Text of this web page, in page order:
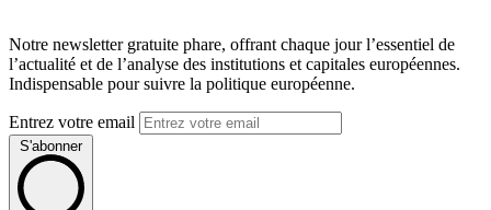
Notre newsletter gratuite phare, offrant chaque jour l’essentiel de
l’actualité et de l’analyse des institutions et capitales européennes.
Indispensable pour suivre la politique européenne.
Entrez votre email
S'abonner